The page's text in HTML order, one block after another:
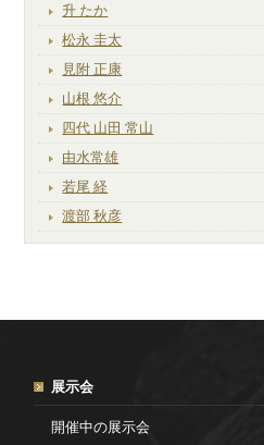
升 たか
松永 圭太
見附 正康
山根 悠介
四代 山田 常山
由水常雄
若尾 経
渡部 秋彦
展示会
開催中の展示会